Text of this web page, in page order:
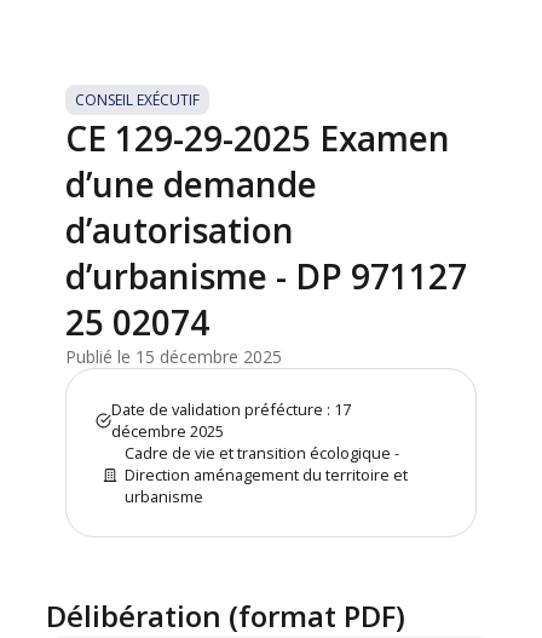
CONSEIL EXÉCUTIF
CE 129-29-2025 Examen
d’une demande
d’autorisation
d’urbanisme - DP 971127
25 02074
Publié le 15 décembre 2025
Date de validation préfécture : 17
décembre 2025
Cadre de vie et transition écologique -
Direction aménagement du territoire et
urbanisme
Délibération (format PDF)